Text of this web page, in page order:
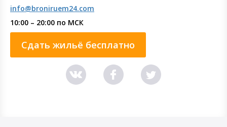
info@broniruem24.com
10:00 – 20:00 по МСК
Сдать жильё бесплатно